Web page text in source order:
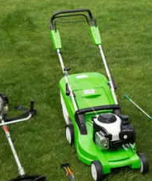
mit Elektrostart